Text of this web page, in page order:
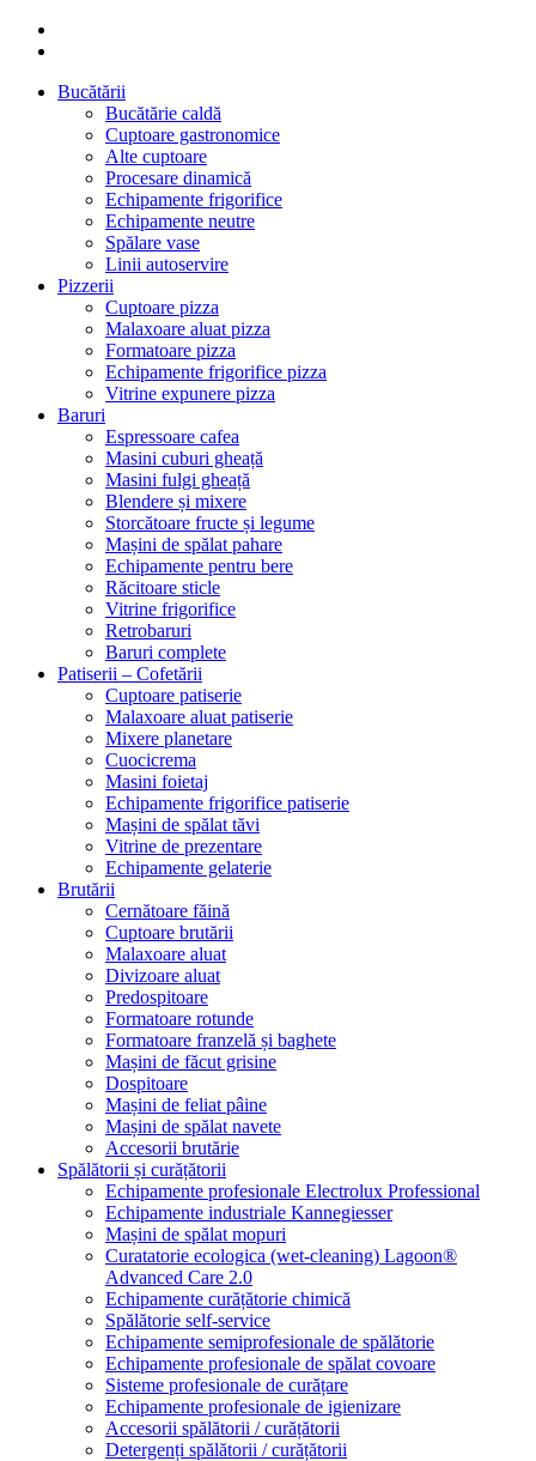
Bucătării
Bucătărie caldă
Cuptoare gastronomice
Alte cuptoare
Procesare dinamică
Echipamente frigorifice
Echipamente neutre
Spălare vase
Linii autoservire
Pizzerii
Cuptoare pizza
Malaxoare aluat pizza
Formatoare pizza
Echipamente frigorifice pizza
Vitrine expunere pizza
Baruri
Espressoare cafea
Masini cuburi gheață
Masini fulgi gheață
Blendere și mixere
Storcătoare fructe și legume
Mașini de spălat pahare
Echipamente pentru bere
Răcitoare sticle
Vitrine frigorifice
Retrobaruri
Baruri complete
Patiserii – Cofetării
Cuptoare patiserie
Malaxoare aluat patiserie
Mixere planetare
Cuocicrema
Masini foietaj
Echipamente frigorifice patiserie
Mașini de spălat tăvi
Vitrine de prezentare
Echipamente gelaterie
Brutării
Cernătoare făină
Cuptoare brutării
Malaxoare aluat
Divizoare aluat
Predospitoare
Formatoare rotunde
Formatoare franzelă și baghete
Mașini de făcut grisine
Dospitoare
Mașini de feliat pâine
Mașini de spălat navete
Accesorii brutărie
Spălătorii și curățătorii
Echipamente profesionale Electrolux Professional
Echipamente industriale Kannegiesser
Mașini de spălat mopuri
Curatatorie ecologica (wet-cleaning) Lagoon®
Advanced Care 2.0
Echipamente curățătorie chimică
Spălătorie self-service
Echipamente semiprofesionale de spălătorie
Echipamente profesionale de spălat covoare
Sisteme profesionale de curățare
Echipamente profesionale de igienizare
Accesorii spălătorii / curățătorii
Detergenți spălătorii / curățătorii